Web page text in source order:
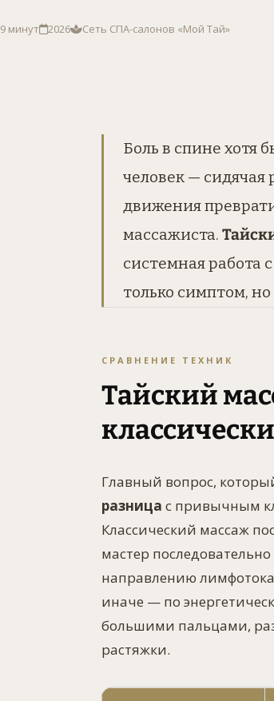
9 минут 2026 Сеть СПА-салонов «Мой Тай»
Боль в спине хотя
человек — сидячая
движения
массажиста.
системная работа
только симптом,
СРАВНЕНИЕ ТЕХНИК
Тайский
Главный вопрос,
разница с привычным
Классический массаж
мастер
направлению
иначе — по
большими пальцами,
растяжки.